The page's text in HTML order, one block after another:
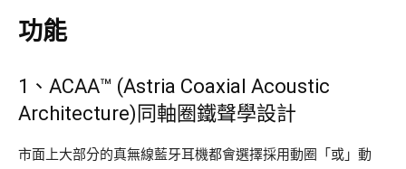
功能
1、ACAA™ (Astria Coaxial Acoustic
Architecture)同軸圈鐵聲學設計
市面上大部分的真無線藍牙耳機都會選擇採用動圈「或」動